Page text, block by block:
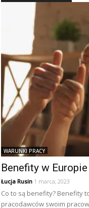
WARUNKI PRACY
Benefity w Europie
Łucja Rusin 1 marca, 2023
Co to są benefity? Benefity
pracodawców swoim